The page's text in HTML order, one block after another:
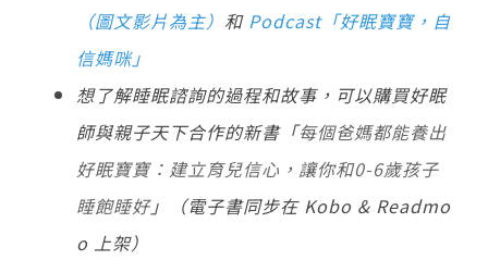
（圖文影片為主） 和 Podcast「好眠寶寶，自
信媽咪」
想了解睡眠諮詢的過程和故事，可以購買好眠
師與親子天下合作的新書「每個爸媽都能養出
好眠寶寶：建立育兒信心，讓你和0-6歲孩子
睡飽睡好」（電子書同步在 Kobo & Readmo
o 上架）